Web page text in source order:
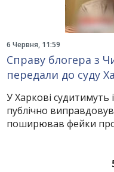
6 Червня, 11:59
Справу блогера з
передали до суду
У Харкові судитимуть
публічно
поширював фейки про